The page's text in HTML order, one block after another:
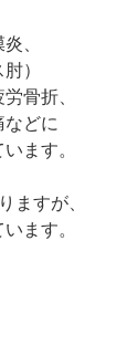
、
）
骨折、
どに
ます。
ますが、
ます。